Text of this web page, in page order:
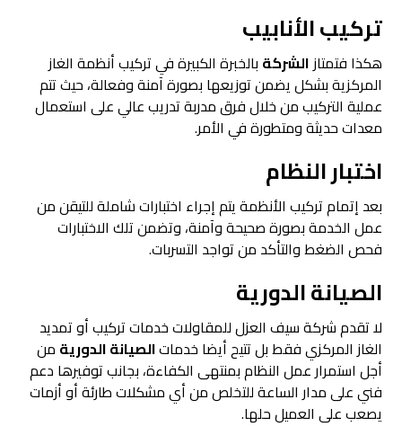
تركيب الأنابيب
هكذا فتمتازالشركة بالخبرة الكبيرة في تركيب أنظمة الغاز
المركزية بشكل يضمن توزيعها بصورة آمنة وفعالة، حيث تتم
عملية التركيب من خلال فرق مدربة تدريب عالي على استعمال
معدات حديثة ومتطورة في الأمر.
اختبار النظام
بعد إتمام تركيب الأنظمة يتم إجراء اختبارات شاملة للتيقن من
عمل الخدمة بصورة صحيحة وآمنة، وتضمن تلك الاختبارات
فحص الضغط والتأكد من تواجد التسربات.
الصيانة الدورية
لا تقدم شركة سيف العزل للمقاولات خدمات تركيب أو تمديد
الغاز المركزي فقط بل تتيح أيضا خدماتالصيانة الدورية من
أجل استمرار عمل النظام بمنتهى الكفاءة، بجانب توفيرها دعم
فني على مدار الساعة للتخلص من أي مشكلات طارئة أو أزمات
يصعب على العميل حلها.